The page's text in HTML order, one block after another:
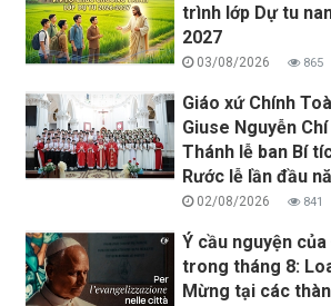
trình lớp Dự tu
2027
03/08/2026 865
Giáo xứ Chính
Giuse Nguyễn
Thánh lễ ban Bí
Rước lễ lần đầu
02/08/2026 841
Ý cầu nguyện
trong tháng 8:
Mừng tại các